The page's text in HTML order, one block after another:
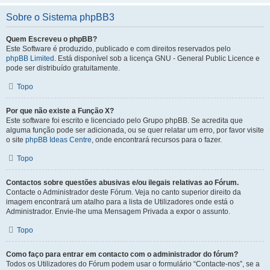
Sobre o Sistema phpBB3
Quem Escreveu o phpBB?
Este Software é produzido, publicado e com direitos reservados pelo
phpBB Limited . Está disponível sob a licença GNU - General Public Licence e
pode ser distribuído gratuitamente.
Topo
Por que não existe a Função X?
Este software foi escrito e licenciado pelo Grupo phpBB. Se acredita que
alguma função pode ser adicionada, ou se quer relatar um erro, por favor visite
o site phpBB Ideas Centre, onde encontrará recursos para o fazer.
Topo
Contactos sobre questões abusivas e/ou ilegais relativas ao Fórum.
Contacte o Administrador deste Fórum. Veja no canto superior direito da
imagem encontrará um atalho para a lista de Utilizadores onde está o
Administrador. Envie-lhe uma Mensagem Privada a expor o assunto.
Topo
Como faço para entrar em contacto com o administrador do fórum?
Todos os Utilizadores do Fórum podem usar o formulário “Contacte-nos”, se a